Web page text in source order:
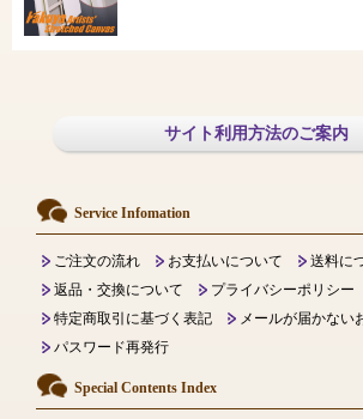
サイト利用方法のご案内
Service Infomation
ご注文の流れ お支払いについて
送料に
返品・交換について
プライバシーポリシー
特定商取引に基づく表記
メールが届かない
パスワード再発行
Special Contents Index